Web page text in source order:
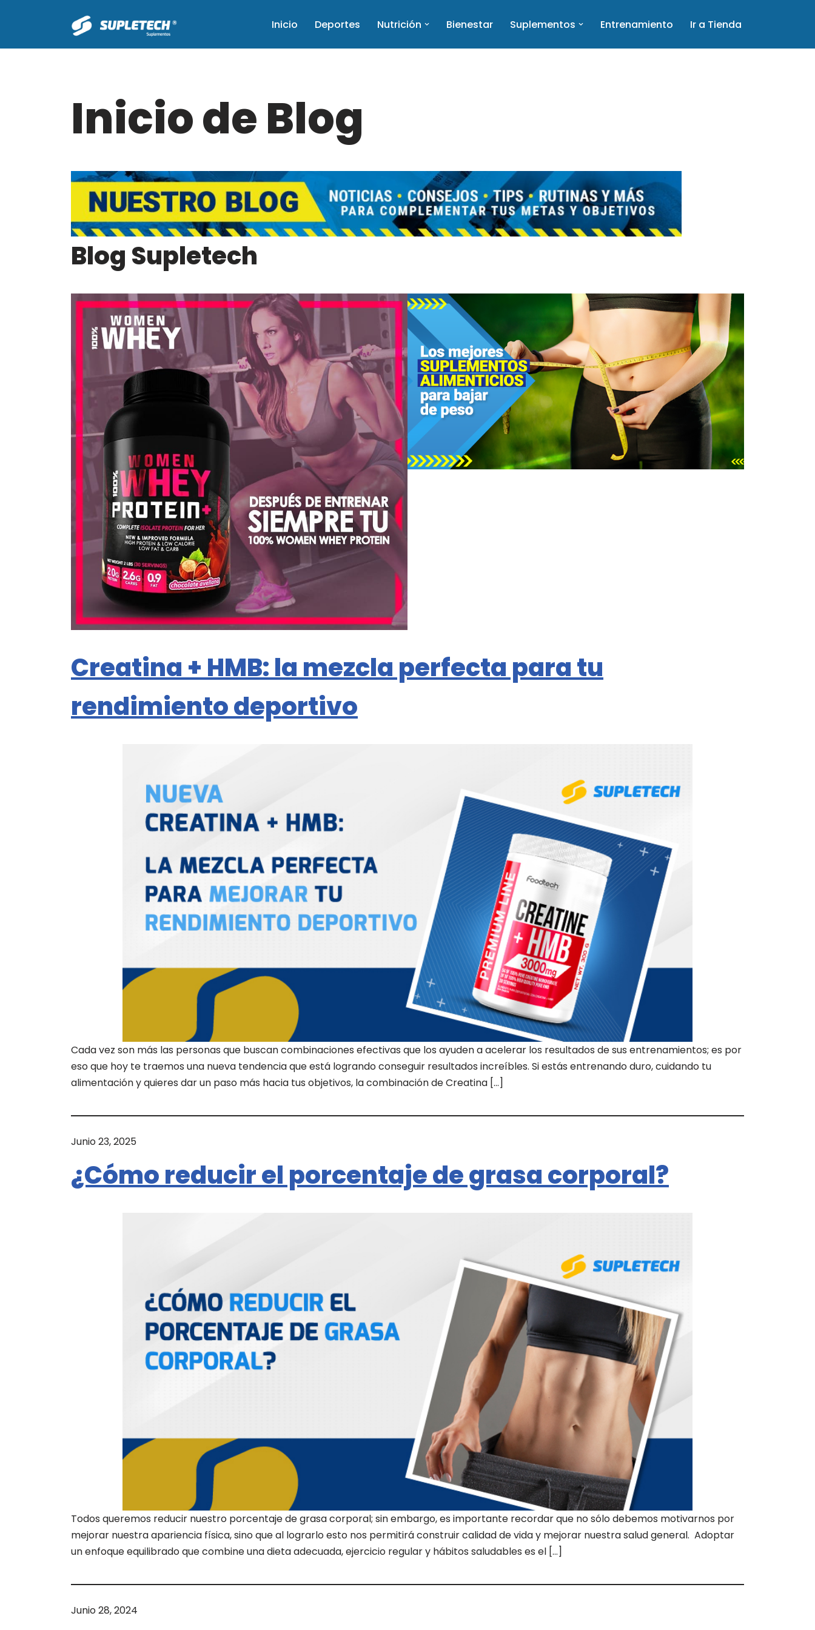
al
Inicio Deportes Nutrición Bienestar Suplementos Entrenamiento Ir a Tienda
Inicio de Blog
Blog Supletech
Creatina + HMB: la mezcla perfecta para tu
rendimiento deportivo
Cada vez son más las personas que buscan combinaciones efectivas que los ayuden a acelerar los resultados de sus entrenamientos; es por
eso que hoy te traemos una nueva tendencia que está logrando conseguir resultados increíbles. Si estás entrenando duro, cuidando tu
alimentación y quieres dar un paso más hacia tus objetivos, la combinación de Creatina […]
Junio 23, 2025
¿Cómo reducir el porcentaje de grasa corporal?
Todos queremos reducir nuestro porcentaje de grasa corporal; sin embargo, es importante recordar que no sólo debemos motivarnos por
mejorar nuestra apariencia física, sino que al lograrlo esto nos permitirá construir calidad de vida y mejorar nuestra salud general. Adoptar
un enfoque equilibrado que combine una dieta adecuada, ejercicio regular y hábitos saludables es el […]
Junio 28, 2024